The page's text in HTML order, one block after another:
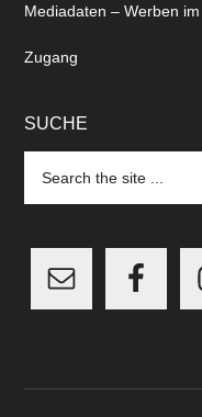
Mediadaten – Werben
Zugang
SUCHE
the